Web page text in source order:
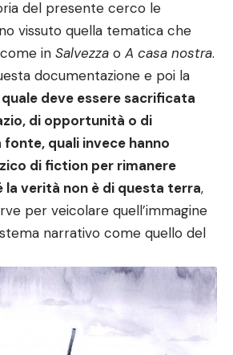
del presente cerco le
vissuto quella tematica che
in Salvezza o A casa nostra.
documentazione e poi la
deve essere sacrificata
di opportunità o di
quali invece hanno
di fiction per rimanere
la verità non è di questa terra,
per veicolare quell’immagine
narrativo come quello del